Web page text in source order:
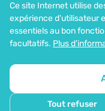
Ce site Internet utilise
expérience d'utilisateur
essentiels au bon
facultatifs. Plus
Tout refuser
Possibilité de paiement par
personnelles via le cryptage
Plan du site